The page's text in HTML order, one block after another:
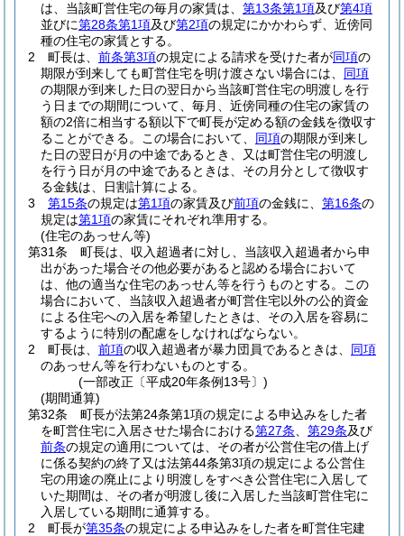
は、当該町営住宅の毎月の家賃は、 第13条第1項及び第4項
並びに第28条第1項及び第2項の規定にかかわらず、近傍同
種の住宅の家賃とする。
2
町長は、 前条第3項の規定による請求を受けた者が同項の
期限が到来しても町営住宅を明け渡さない場合には、 同項
の期限が到来した日の翌日から当該町営住宅の明渡しを行
う日までの期間について、毎月、近傍同種の住宅の家賃の
額の2倍に相当する額以下で町長が定める額の金銭を徴収す
ることができる。
この場合において、 同項の期限が到来し
た日の翌日が月の中途であるとき、又は町営住宅の明渡し
を行う日が月の中途であるときは、その月分として徴収す
る金銭は、日割計算による。
3
第15条の規定は第1項の家賃及び前項の金銭に、 第16条の
規定は第1項の家賃にそれぞれ準用する。
(住宅のあっせん等)
第31条
町長は、収入超過者に対し、当該収入超過者から申
出があった場合その他必要があると認める場合において
は、他の適当な住宅のあっせん等を行うものとする。
この
場合において、当該収入超過者が町営住宅以外の公的資金
による住宅への入居を希望したときは、その入居を容易に
するように特別の配慮をしなければならない。
2
町長は、 前項の収入超過者が暴力団員であるときは、 同項
のあっせん等を行わないものとする。
(一部改正〔平成20年条例13号〕)
(期間通算)
第32条
町長が法第24条第1項の規定による申込みをした者
を町営住宅に入居させた場合における第27条 第29条及び
前条の規定の適用については、その者が公営住宅の借上げ
に係る契約の終了又は法第44条第3項の規定による公営住
宅の用途の廃止により明渡しをすべき公営住宅に入居して
いた期間は、その者が明渡し後に入居した当該町営住宅に
入居している期間に通算する。
2
町長が第35条の規定による申込みをした者を町営住宅建